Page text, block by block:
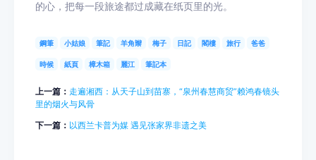
的心，把每一段旅途都过成藏在纸页里的光。
鋼筆 小姑娘 筆記 羊角辮 梅子 日記 閣樓 旅行 爸爸
時候 紙頁 樟木箱 麗江 筆記本
上一篇： 走遍湘西：从天子山到苗寨，“泉州春慧商贸”赖鸿春镜头
里的烟火与风骨
下一篇： 以西兰卡普为媒 遇见张家界非遗之美